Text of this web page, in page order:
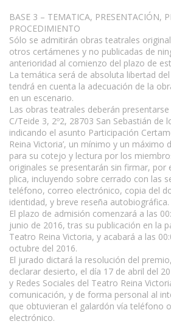
BASE 3 – TEMATICA, PRESENTACIÓN,
PROCEDIMIENTO
Sólo se admitirán obras teatrales
otros certámenes y no publicadas de
anterioridad al comienzo del plazo de
La temática será de absoluta libertad
tendrá en cuenta la adecuación de la
en un escenario.
Las obras teatrales deberán
C/Teide 3, 2º2, 28703 San Sebastián de
indicando el asunto Participación
Reina Victoria’, un mínimo y un máximo
para su cotejo y lectura por los
originales se presentarán sin firmar, por
plica, incluyendo sobre cerrado con las
teléfono, correo electrónico, copia del
identidad, y breve reseña autobiográfica.
El plazo de admisión comenzará a las
junio de 2016, tras su publicación en la
Teatro Reina Victoria, y acabará a las
octubre del 2016.
El jurado dictará la resolución del
declarar desierto, el día 17 de abril del
y Redes Sociales del Teatro Reina
comunicación, y de forma personal al
que obtuvieran el galardón vía teléfono
electrónico.